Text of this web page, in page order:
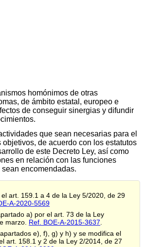
homónimos de otras
de ámbito estatal, europeo e
de conseguir sinergias y difundir
que sean necesarias para el
de acuerdo con los estatutos
de este Decreto Ley, así como
en relación con las funciones
encomendadas.
art. 159.1 a 4 de la Ley 5/2020, de 29
A-2020-5569
a) por el art. 73 de la Ley
marzo. Ref. BOE-A-2015-3637
e), f), g) y h) y se modifica el
art. 158.1 y 2 de la Ley 2/2014, de 27